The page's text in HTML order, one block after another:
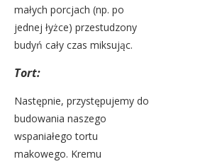
małych porcjach (np. po
jednej łyżce) przestudzony
budyń cały czas miksując.
Tort:
Następnie, przystępujemy do
budowania naszego
wspaniałego tortu
makowego. Kremu